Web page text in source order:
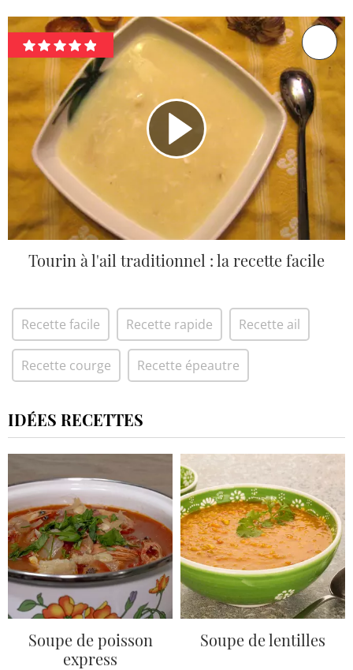
Tourin à l'ail traditionnel : la recette facile
Recette facile Recette rapide Recette ail
Recette courge Recette épeautre
IDÉES RECETTES
Soupe de poisson
express
Soupe de lentilles